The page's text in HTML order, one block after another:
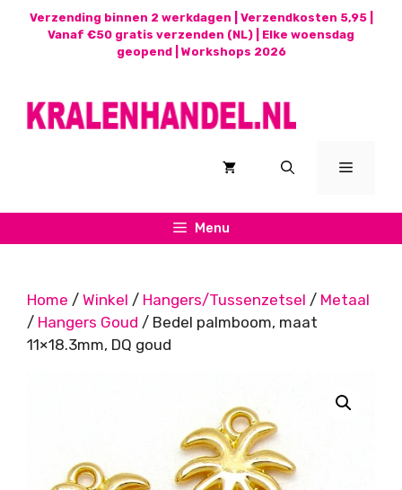
Verzending binnen 2 werkdagen | Verzendkosten 5,95 |
Vanaf €50 gratis verzenden (NL) | Elke woensdag
geopend | Workshops 2026
Menu
Menu
Home / Winkel / Hangers/Tussenzetsel / Metaal
/ Hangers Goud / Bedel palmboom, maat
11×18.3mm, DQ goud